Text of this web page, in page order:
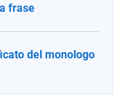
frase
del monologo